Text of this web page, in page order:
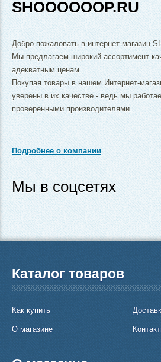
SHOOOOOOP.RU
Добро пожаловать в интернет-магазин
Мы предлагаем широкий ассортимент
адекватным ценам.
Покупая товары в нашем Интернет-
уверены в их качестве - ведь мы
проверенными производителями.
Подробнее о компании
Мы в соцсетях
Каталог товаров
Как купить
О магазине